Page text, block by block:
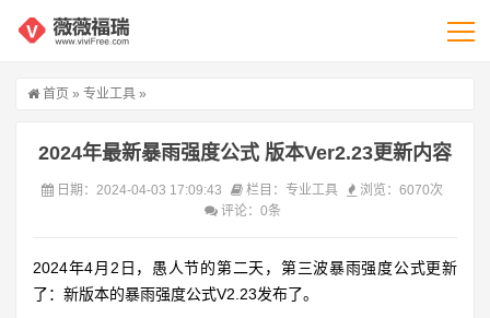
首页 » 专业工具 »
2024年最新暴雨强度公式 版本Ver2.23更新内容
日期：2024-04-03 17:09:43 栏目： 专业工具
浏览：6070次
评论：0条
2024年4月2日，愚人节的第二天，第三波暴雨强度公式更新
了：新版本的暴雨强度公式V2.23发布了。